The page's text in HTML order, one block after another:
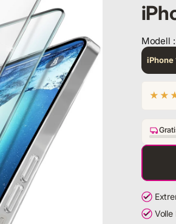
Modell :
Modell
iPhone